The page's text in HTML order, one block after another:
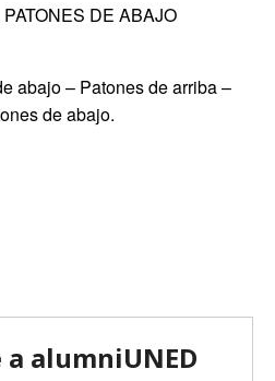
DE ABAJO
abajo – Patones de arriba –
de abajo.